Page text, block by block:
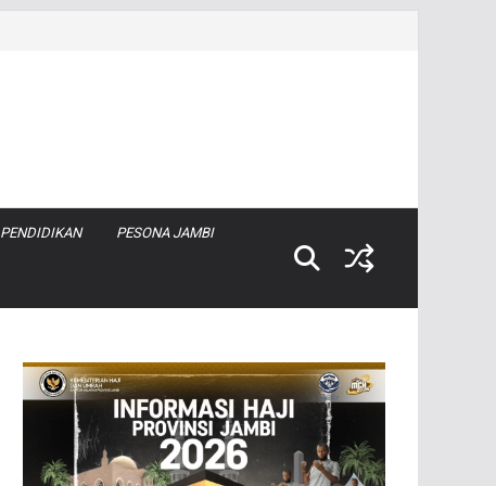
PENDIDIKAN PESONA JAMBI